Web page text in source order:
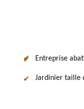
Entreprise
Jardinier taille